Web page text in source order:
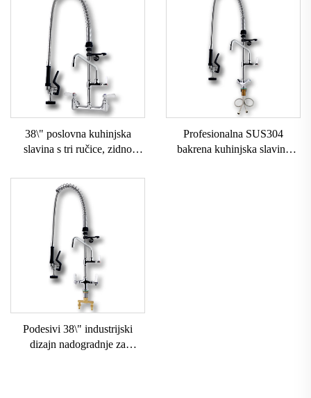
38\" poslovna kuhinjska
slavina s tri ručice, zidno
stupnjeva, mješalica za vruću i
hladnu vodu, rucni raspršivač,
fleksibilna, 2 rupe
Profesionalna SUS304
bakrena kuhinjska slavina
Podesivi 38\" industrijski
dizajn nadogradnje za